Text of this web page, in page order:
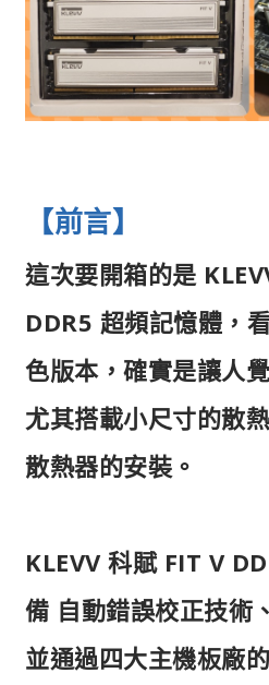
【前言】
這次要開箱的是
DDR5 超頻記憶體，
色版本，確實是讓人
尤其搭載小尺寸的散
散熱器的安裝。
KLEVV 科賦 FIT V
備 自動錯誤校正技術
並通過四大主機板廠